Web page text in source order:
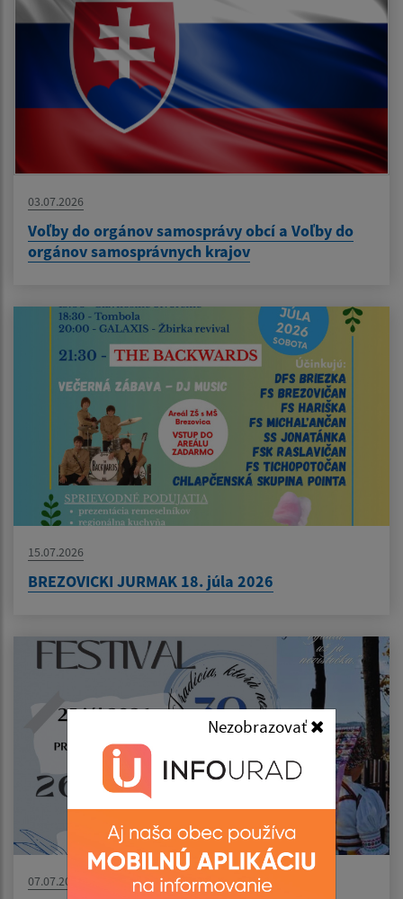
Nezobrazovať
03.07.2026
Voľby do orgánov samosprávy obcí a Voľby do
orgánov samosprávnych krajov
15.07.2026
BREZOVICKI JURMAK 18. júla 2026
07.07.2026